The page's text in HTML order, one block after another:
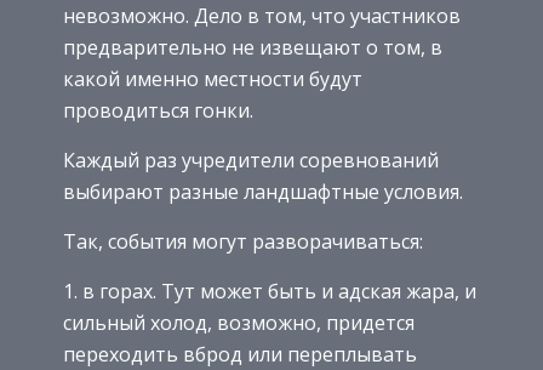
невозможно. Дело в том, что участников
предварительно не извещают о том, в
какой именно местности будут
проводиться гонки.
Каждый раз учредители соревнований
выбирают разные ландшафтные условия.
Так, события могут разворачиваться:
в горах. Тут может быть и адская жара, и
сильный холод, возможно, придется
переходить вброд или переплывать